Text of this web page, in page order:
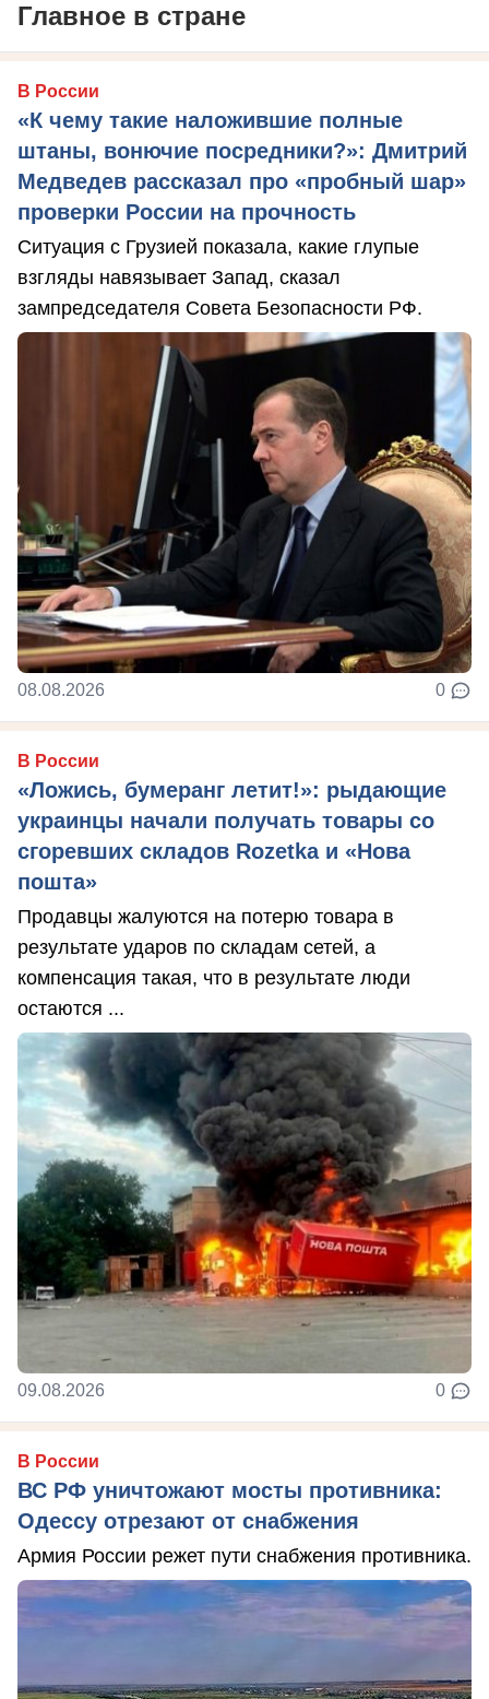
Главное в стране
В России
«К чему такие наложившие полные
штаны, вонючие посредники?»: Дмитрий
Медведев рассказал про «пробный шар»
проверки России на прочность
Ситуация с Грузией показала, какие глупые
взгляды навязывает Запад, сказал
зампредседателя Совета Безопасности РФ.
08.08.2026 0
В России
«Ложись, бумеранг летит!»: рыдающие
украинцы начали получать товары со
сгоревших складов Rozetka и «Нова
пошта»
Продавцы жалуются на потерю товара в
результате ударов по складам сетей, а
компенсация такая, что в результате люди
остаются ...
09.08.2026 0
В России
ВС РФ уничтожают мосты противника:
Одессу отрезают от снабжения
Армия России режет пути снабжения противника.